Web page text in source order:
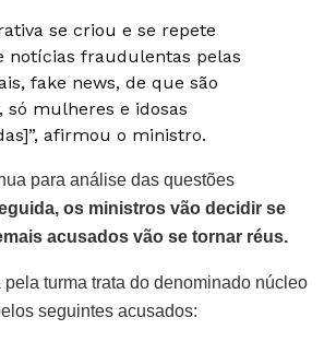
se criou e se repete
notícias fraudulentas pelas
fake news, de que são
só mulheres e idosas
afirmou o ministro.
para análise das questões
os ministros vão decidir se
acusados vão se tornar réus.
turma trata do denominado núcleo
seguintes acusados: